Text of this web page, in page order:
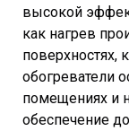
высокой
как нагрев
поверхностях,
обогреватели
помещениях и
обеспечение